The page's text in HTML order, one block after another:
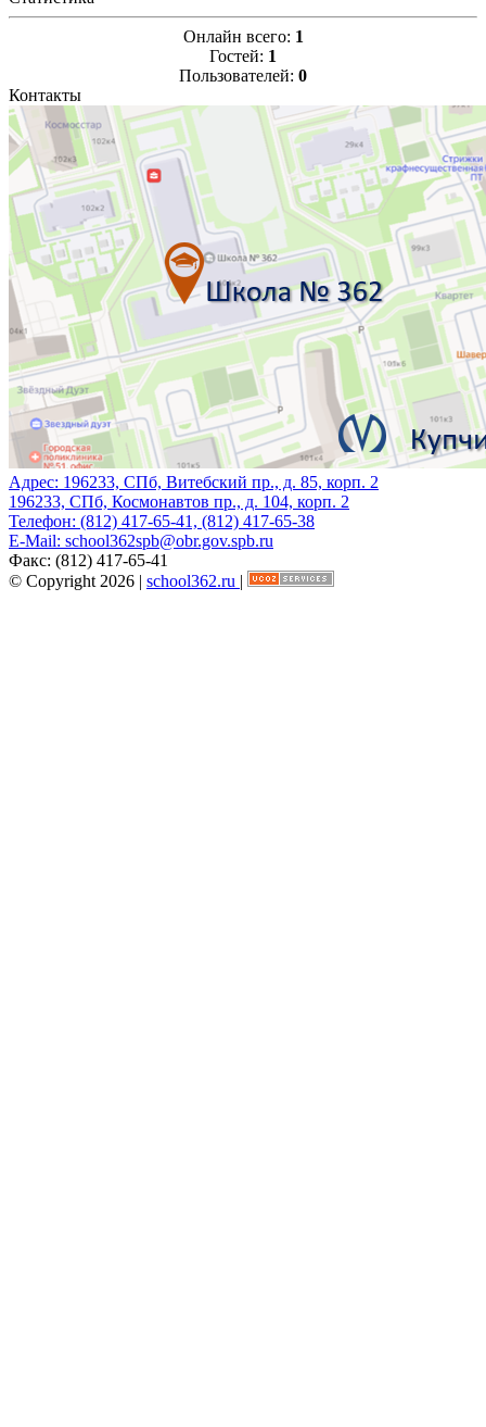
Онлайн всего: 1
Гостей: 1
Пользователей: 0
Контакты
Адрес: 196233, СПб, Витебский пр., д. 85, корп. 2
196233, СПб, Космонавтов пр., д. 104, корп. 2
Телефон: (812) 417-65-41, (812) 417-65-38
E-Mail: school362spb@obr.gov.spb.ru
Факс: (812) 417-65-41
© Copyright 2026 | school362.ru |